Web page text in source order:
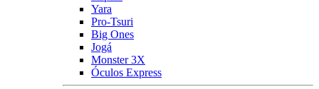
Yara
Pro-Tsuri
Big Ones
Jogá
Monster 3X
Óculos Express